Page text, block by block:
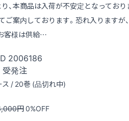
、本商品は入荷が不安定となっており
ご案内しております。恐れ入りますが
客様は供給…
2006186
受発注
ス / 20巻 (品切れ中)
円0%OFF